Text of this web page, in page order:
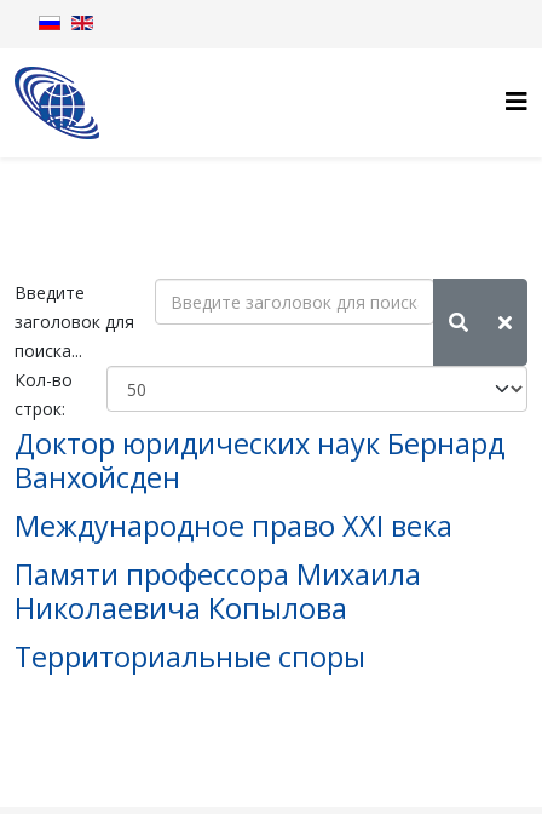
Введите
заголовок для
поиска...
Кол-во
строк:
Доктор юридических наук Бернард
Ванхойсден
Международное право XXI века
Памяти профессора Михаила
Николаевича Копылова
Территориальные споры